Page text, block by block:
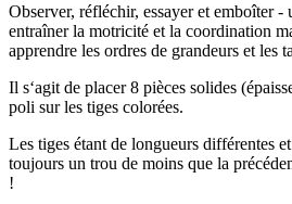
Observer, réfléchir, essayer et emboîter
entraîner la motricité et la coordination
apprendre les ordres de grandeurs et les
Il s‘agit de placer 8 pièces solides
poli sur les tiges colorées.
Les tiges étant de longueurs différentes
toujours un trou de moins que la
!